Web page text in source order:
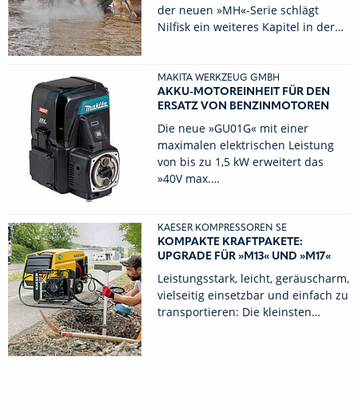
der neuen »MH«-Serie schlägt
Nilfisk ein weiteres Kapitel in der…
MAKITA WERKZEUG GMBH
AKKU-MOTOREINHEIT FÜR DEN
ERSATZ VON BENZINMOTOREN
Die neue »GU01G« mit einer
maximalen elektrischen Leistung
von bis zu 1,5 kW erweitert das
»40V max.…
KAESER KOMPRESSOREN SE
KOMPAKTE KRAFTPAKETE:
UPGRADE FÜR »M13« UND »M17«
Leistungsstark, leicht, geräuscharm,
vielseitig einsetzbar und einfach zu
transportieren: Die kleinsten…